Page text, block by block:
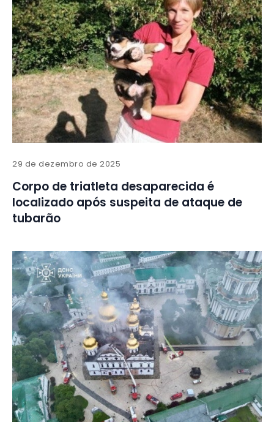
29 de dezembro de 2025
Corpo de triatleta desaparecida é
localizado após suspeita de ataque de
tubarão